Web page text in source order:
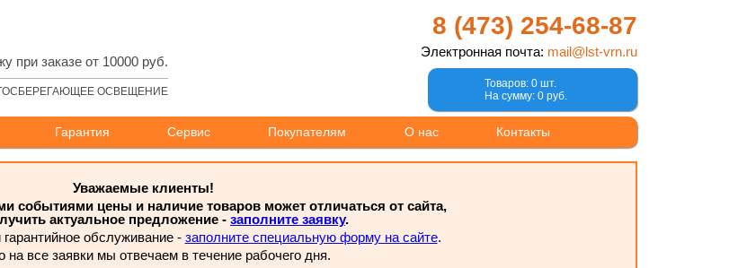
при заказе от 10000 руб.
ОСВЕЩЕНИЕ
8 (473) 254-68-87
Электронная почта: mail@lst-vrn.ru
Товаров: 0 шт.
На сумму: 0 руб.
Гарантия Сервис Покупателям О нас Контакты
Уважаемые клиенты!
событиями цены и наличие товаров может отличаться от сайта,
актуальное предложение - заполните заявку.
обслуживание - заполните специальную форму на сайте.
все заявки мы отвечаем в течение рабочего дня.